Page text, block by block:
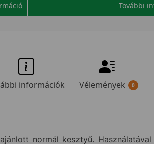
További
információk Vélemények 0
normál kesztyű.